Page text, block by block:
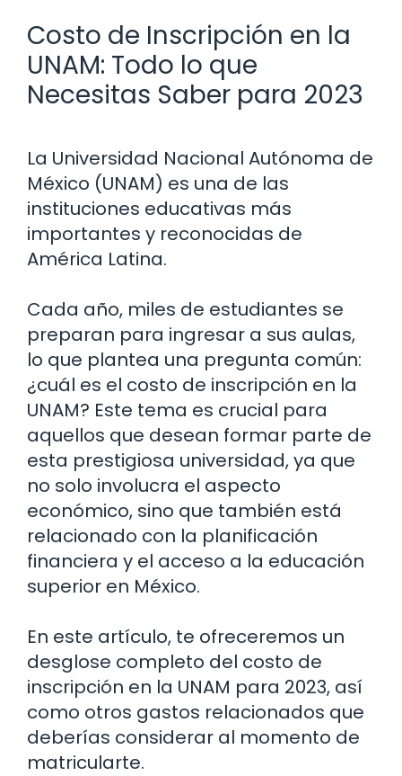
Costo de Inscripción en la
UNAM: Todo lo que
Necesitas Saber para 2023
La Universidad Nacional Autónoma de
México (UNAM) es una de las
instituciones educativas más
importantes y reconocidas de
América Latina.
Cada año, miles de estudiantes se
preparan para ingresar a sus aulas,
lo que plantea una pregunta común:
¿cuál es el costo de inscripción en la
UNAM? Este tema es crucial para
aquellos que desean formar parte de
esta prestigiosa universidad, ya que
no solo involucra el aspecto
económico, sino que también está
relacionado con la planificación
financiera y el acceso a la educación
superior en México.
En este artículo, te ofreceremos un
desglose completo del costo de
inscripción en la UNAM para 2023, así
como otros gastos relacionados que
deberías considerar al momento de
matricularte.